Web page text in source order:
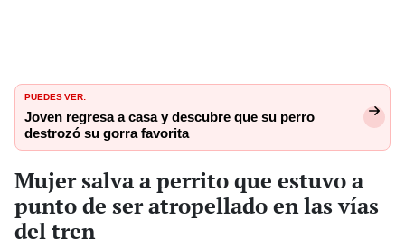
PUEDES VER:
Joven regresa a casa y descubre que su perro
destrozó su gorra favorita
Mujer salva a perrito que estuvo a
punto de ser atropellado en las vías
del tren